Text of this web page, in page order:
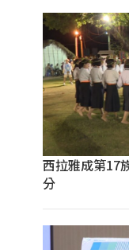
西拉雅成第17
分